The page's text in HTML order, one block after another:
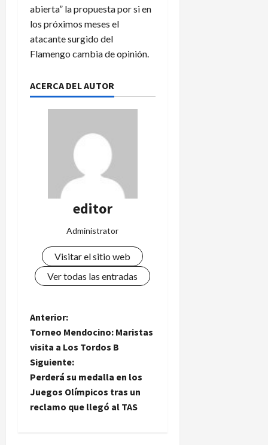
abierta” la propuesta por si en
los próximos meses el
atacante surgido del
Flamengo cambia de opinión.
ACERCA DEL AUTOR
editor
Administrator
Visitar el sitio web
Ver todas las entradas
N
a
v
e
Anterior:
Torneo Mendocino: Maristas
visita a Los Tordos B
Siguiente:
Perderá su medalla en los
Juegos Olímpicos tras un
reclamo que llegó al TAS